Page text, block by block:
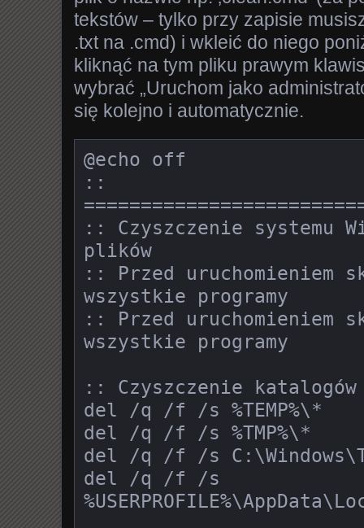
tekstów – tylko przy zapisie
.txt na .cmd) i wkleić do niego
kliknąć na tym pliku prawym
wybrać „Uruchom jako
się kolejno i automatycznie.
@echo off
::
:: Czyszczenie systemu
plików
:: Przed uruchomieniem
wszystkie programy
:: Przed uruchomieniem
wszystkie programy
:: Czyszczenie katalogów
del /q /f /s %TEMP%\*
del /q /f /s %TMP%\*
del /q /f /s
del /q /f /s